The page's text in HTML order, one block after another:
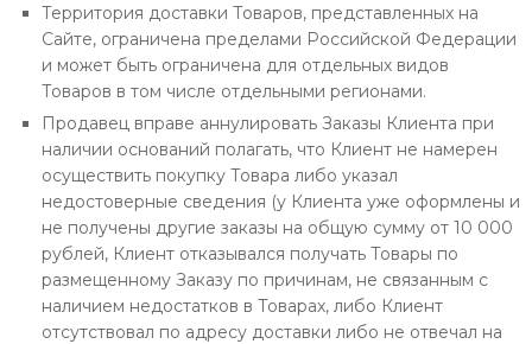
Территория доставки Товаров, представленных на
Сайте, ограничена пределами Российской Федерации
и может быть ограничена для отдельных видов
Товаров в том числе отдельными регионами.
Продавец вправе аннулировать Заказы Клиента при
наличии оснований полагать, что Клиент не намерен
осуществить покупку Товара либо указал
недостоверные сведения (у Клиента уже оформлены и
не получены другие заказы на общую сумму от 10 000
рублей, Клиент отказывался получать Товары по
размещенному Заказу по причинам, не связанным с
наличием недостатков в Товарах, либо Клиент
отсутствовал по адресу доставки либо не отвечал на